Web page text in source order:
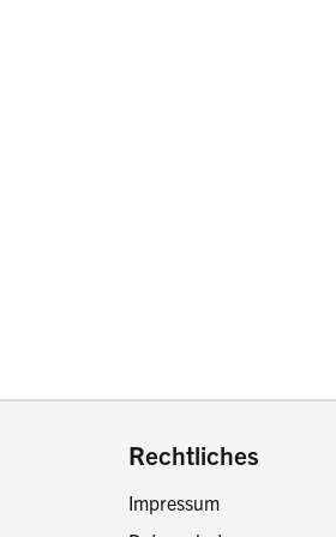
oder teilen:
Rechtliches
Impressum